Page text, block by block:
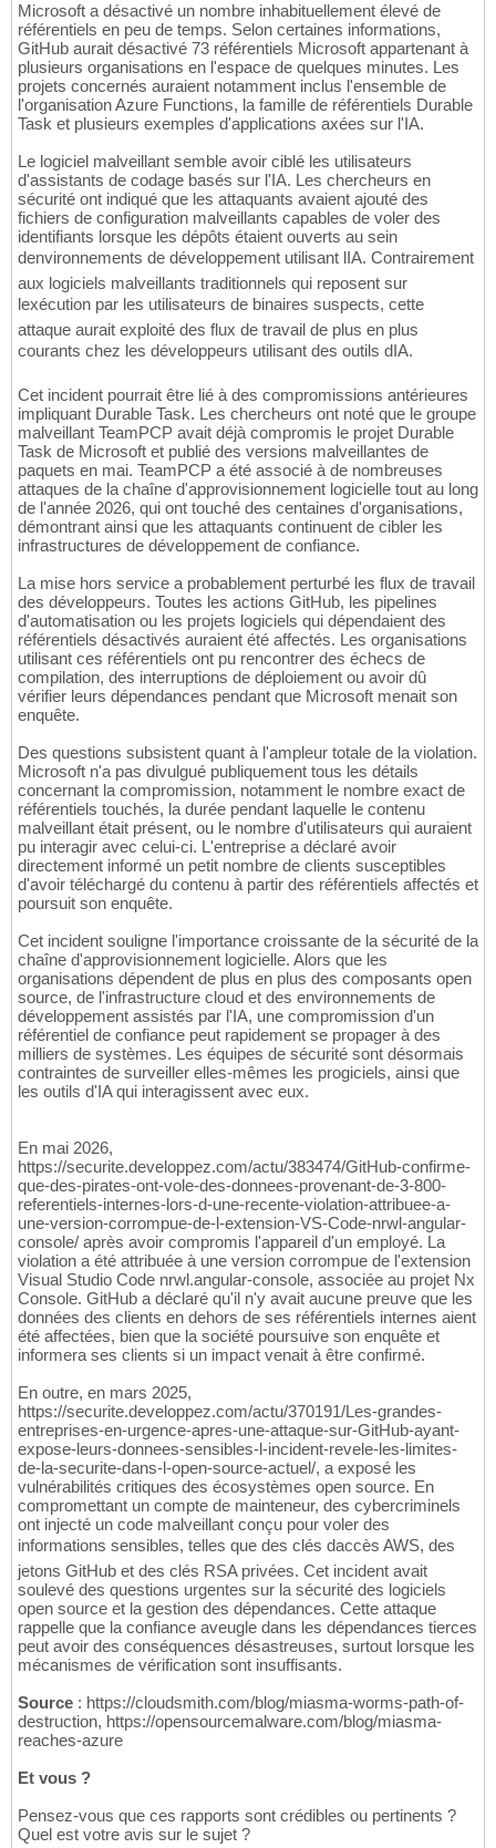
Microsoft a désactivé un nombre inhabituellement élevé de
référentiels en peu de temps. Selon certaines informations,
GitHub aurait désactivé 73 référentiels Microsoft appartenant à
plusieurs organisations en l'espace de quelques minutes. Les
projets concernés auraient notamment inclus l'ensemble de
l'organisation Azure Functions, la famille de référentiels Durable
Task et plusieurs exemples d'applications axées sur l'IA.
Le logiciel malveillant semble avoir ciblé les utilisateurs
d'assistants de codage basés sur l'IA. Les chercheurs en
sécurité ont indiqué que les attaquants avaient ajouté des
fichiers de configuration malveillants capables de voler des
identifiants lorsque les dépôts étaient ouverts au sein
denvironnements de développement utilisant lIA. Contrairement
aux logiciels malveillants traditionnels qui reposent sur
lexécution par les utilisateurs de binaires suspects, cette
attaque aurait exploité des flux de travail de plus en plus
courants chez les développeurs utilisant des outils dIA.
Cet incident pourrait être lié à des compromissions antérieures
impliquant Durable Task. Les chercheurs ont noté que le groupe
malveillant TeamPCP avait déjà compromis le projet Durable
Task de Microsoft et publié des versions malveillantes de
paquets en mai. TeamPCP a été associé à de nombreuses
attaques de la chaîne d'approvisionnement logicielle tout au long
de l'année 2026, qui ont touché des centaines d'organisations,
démontrant ainsi que les attaquants continuent de cibler les
infrastructures de développement de confiance.
La mise hors service a probablement perturbé les flux de travail
des développeurs. Toutes les actions GitHub, les pipelines
d'automatisation ou les projets logiciels qui dépendaient des
référentiels désactivés auraient été affectés. Les organisations
utilisant ces référentiels ont pu rencontrer des échecs de
compilation, des interruptions de déploiement ou avoir dû
vérifier leurs dépendances pendant que Microsoft menait son
enquête.
Des questions subsistent quant à l'ampleur totale de la violation.
Microsoft n'a pas divulgué publiquement tous les détails
concernant la compromission, notamment le nombre exact de
référentiels touchés, la durée pendant laquelle le contenu
malveillant était présent, ou le nombre d'utilisateurs qui auraient
pu interagir avec celui-ci. L'entreprise a déclaré avoir
directement informé un petit nombre de clients susceptibles
d'avoir téléchargé du contenu à partir des référentiels affectés et
poursuit son enquête.
Cet incident souligne l'importance croissante de la sécurité de la
chaîne d'approvisionnement logicielle. Alors que les
organisations dépendent de plus en plus des composants open
source, de l'infrastructure cloud et des environnements de
développement assistés par l'IA, une compromission d'un
référentiel de confiance peut rapidement se propager à des
milliers de systèmes. Les équipes de sécurité sont désormais
contraintes de surveiller elles-mêmes les progiciels, ainsi que
les outils d'IA qui interagissent avec eux.
En mai 2026,
https://securite.developpez.com/actu/383474/GitHub-confirme-
que-des-pirates-ont-vole-des-donnees-provenant-de-3-800-
referentiels-internes-lors-d-une-recente-violation-attribuee-a-
une-version-corrompue-de-l-extension-VS-Code-nrwl-angular-
console/ après avoir compromis l'appareil d'un employé. La
violation a été attribuée à une version corrompue de l'extension
Visual Studio Code nrwl.angular-console, associée au projet Nx
Console. GitHub a déclaré qu'il n'y avait aucune preuve que les
données des clients en dehors de ses référentiels internes aient
été affectées, bien que la société poursuive son enquête et
informera ses clients si un impact venait à être confirmé.
En outre, en mars 2025,
https://securite.developpez.com/actu/370191/Les-grandes-
entreprises-en-urgence-apres-une-attaque-sur-GitHub-ayant-
expose-leurs-donnees-sensibles-l-incident-revele-les-limites-
de-la-securite-dans-l-open-source-actuel/, a exposé les
vulnérabilités critiques des écosystèmes open source. En
compromettant un compte de mainteneur, des cybercriminels
ont injecté un code malveillant conçu pour voler des
informations sensibles, telles que des clés daccès AWS, des
jetons GitHub et des clés RSA privées. Cet incident avait
soulevé des questions urgentes sur la sécurité des logiciels
open source et la gestion des dépendances. Cette attaque
rappelle que la confiance aveugle dans les dépendances tierces
peut avoir des conséquences désastreuses, surtout lorsque les
mécanismes de vérification sont insuffisants.
Source : https://cloudsmith.com/blog/miasma-worms-path-of-
destruction, https://opensourcemalware.com/blog/miasma-
reaches-azure
Et vous ?
Pensez-vous que ces rapports sont crédibles ou pertinents ?
Quel est votre avis sur le sujet ?